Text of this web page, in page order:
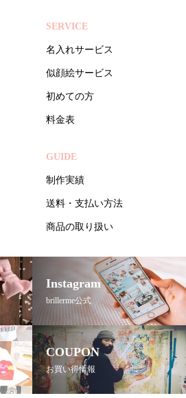
SERVICE
名入れサービス
似顔絵サービス
初めての方
料金表
GUIDE
制作実績
送料・支払い方法
商品の取り扱い
Instagram
brillerme公式
COUPON
お買い得情報